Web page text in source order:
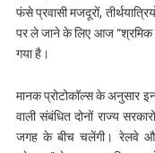
फंसे प्रवासी मजदूरों,
पर ले जाने के लिए आज “श्रमिक
गया है।
मानक प्रोटोकॉल्‍स के अनुसार
वाली संबंधित दोनों राज्‍य
जगह के बीच चलेंगी। रेलवे